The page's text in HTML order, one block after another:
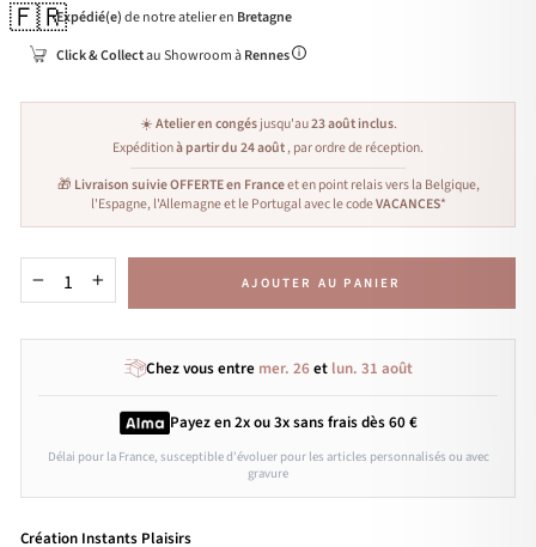
🇫🇷Expédié(e)de notre atelier en Bretagne
Click & Collectau Showroom àRennes
☀️Atelier en congésjusqu'au23 août inclus.
Expéditionà partir du 24 août, par ordre de réception.
🎁 Livraison suivie OFFERTE en Franceet en point relais vers la Belgique,
l'Espagne, l'Allemagne et le Portugal avec le codeVACANCES*
+ AJOUTER AU PANIER
Chez vous entre mer. 26et lun. 31 août
Payez en 2x ou 3xsans fraisdès 60 €
Délai pour la France, susceptible d'évoluer pour les articles personnalisés ou avec
gravure
Création Instants Plaisirs